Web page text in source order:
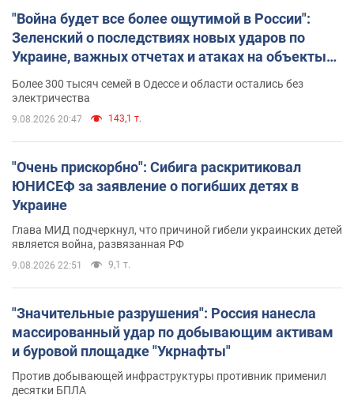
"Война будет все более ощутимой в России":
Зеленский о последствиях новых ударов по
Украине, важных отчетах и атаках на объекты
противника. Видео
Более 300 тысяч семей в Одессе и области остались без
электричества
9.08.2026 20:47 143,1 т.
"Очень прискорбно": Сибига раскритиковал
ЮНИСЕФ за заявление о погибших детях в
Украине
Глава МИД подчеркнул, что причиной гибели украинских детей
является война, развязанная РФ
9.08.2026 22:51 9,1 т.
"Значительные разрушения": Россия нанесла
массированный удар по добывающим активам
и буровой площадке "Укрнафты"
Против добывающей инфраструктуры противник применил
десятки БПЛА